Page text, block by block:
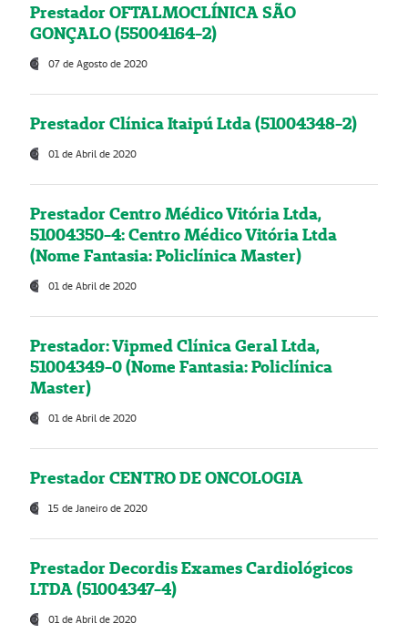
Prestador OFTALMOCLÍNICA SÃO
GONÇALO (55004164-2)
07 de Agosto de 2020
Prestador Clínica Itaipú Ltda (51004348-2)
01 de Abril de 2020
Prestador Centro Médico Vitória Ltda,
51004350-4: Centro Médico Vitória Ltda
(Nome Fantasia: Policlínica Master)
01 de Abril de 2020
Prestador: Vipmed Clínica Geral Ltda,
51004349-0 (Nome Fantasia: Policlínica
Master)
01 de Abril de 2020
Prestador CENTRO DE ONCOLOGIA
15 de Janeiro de 2020
Prestador Decordis Exames Cardiológicos
LTDA (51004347-4)
01 de Abril de 2020